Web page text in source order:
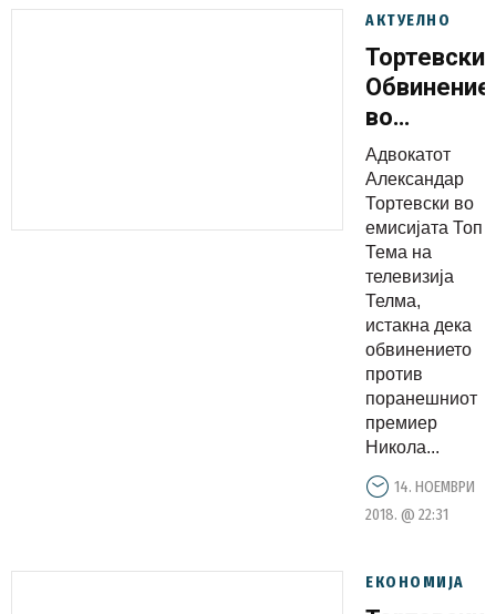
АКТУЕЛНО
Тортевски:
во
случајот
Тенк е
ептен
тенко
дури и
истото
може да
се оспори
Адвокатот
Александар
Тортевски во
емисијата Топ
Тема на
телевизија
Телма,
истакна дека
обвинението
против
поранешниот
премиер
Никола...
14. НОЕМВРИ
2018. @ 22:31
ЕКОНОМИЈА